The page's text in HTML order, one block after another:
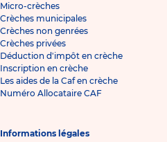
Micro-crèches
Crèches municipales
Crèches non genrées
Crèches privées
Déduction d'impôt en crèche
Inscription en crèche
Les aides de la Caf en crèche
Numéro Allocataire CAF
Informations légales